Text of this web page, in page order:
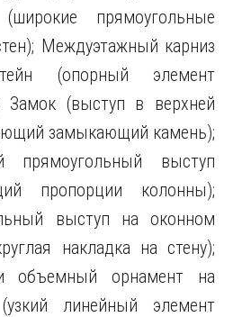
прямоугольные
Междуэтажный карниз
(опорный элемент
Замок (выступ в верхней
замыкающий камень);
прямоугольный выступ
пропорции колонны);
выступ на оконном
накладка на стену);
объемный орнамент на
линейный элемент